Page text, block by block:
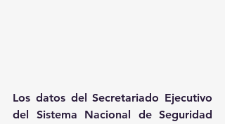
Los datos del Secretariado Ejecutivo
del Sistema Nacional de Seguridad